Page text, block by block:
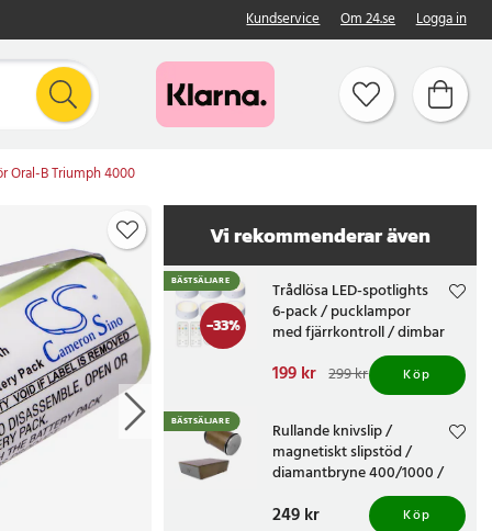
Kundservice Om 24.se Logga in
Oral-B Triumph 4000
Vi rekommenderar även
-33%
BÄSTSÄLJARE
Trådlösa LED-spotlights
6-pack / pucklampor
med fjärrkontroll / dimbar
Nuvarande pris
Tidigare pris 299 kr
199 kr 299 kr Köp
BÄSTSÄLJARE
Rullande knivslip /
magnetiskt slipstöd /
diamantbryne 400/1000 /
knivvässare med fasta
vinklar
Pris:249 kr
249 kr Köp